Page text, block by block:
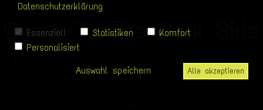
Come To The Dark Side
Der flauschige Marketing-Blog für Kreative, Nerds und
andere Kellerkinder
Datenschutzerklärung
Essenziell Statistiken
Komfort
Personalisiert
Auswahl speichern Alle akzeptieren